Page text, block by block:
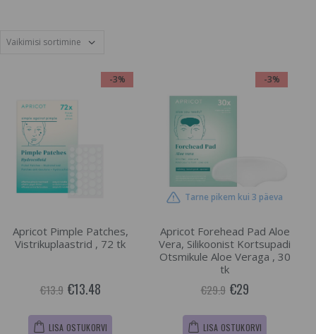
-3%
Apricot Pimple Patches,
Vistrikuplaastrid , 72 tk
€13.9 €13.48
LISA OSTUKORVI
-3%
Tarne pikem kui 3 päeva
Apricot Forehead Pad Aloe
Vera, Silikoonist Kortsupadi
Otsmikule Aloe Veraga , 30
tk
€29.9 €29
LISA OSTUKORVI